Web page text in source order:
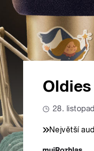
28.
Největší